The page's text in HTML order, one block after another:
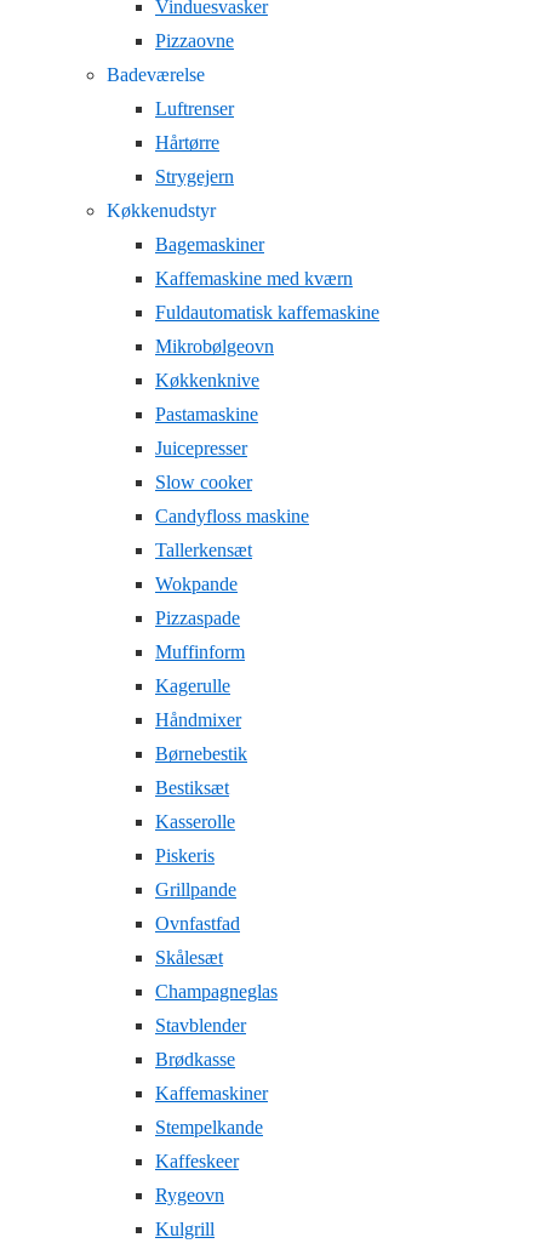
Vinduesvasker
Pizzaovne
Badeværelse
Luftrenser
Hårtørre
Strygejern
Køkkenudstyr
Bagemaskiner
Kaffemaskine med kværn
Fuldautomatisk kaffemaskine
Mikrobølgeovn
Køkkenknive
Pastamaskine
Juicepresser
Slow cooker
Candyfloss maskine
Tallerkensæt
Wokpande
Pizzaspade
Muffinform
Kagerulle
Håndmixer
Børnebestik
Bestiksæt
Kasserolle
Piskeris
Grillpande
Ovnfastfad
Skålesæt
Champagneglas
Stavblender
Brødkasse
Kaffemaskiner
Stempelkande
Kaffeskeer
Rygeovn
Kulgrill